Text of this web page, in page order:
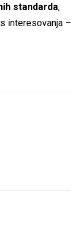
standarda,
interesovanja –